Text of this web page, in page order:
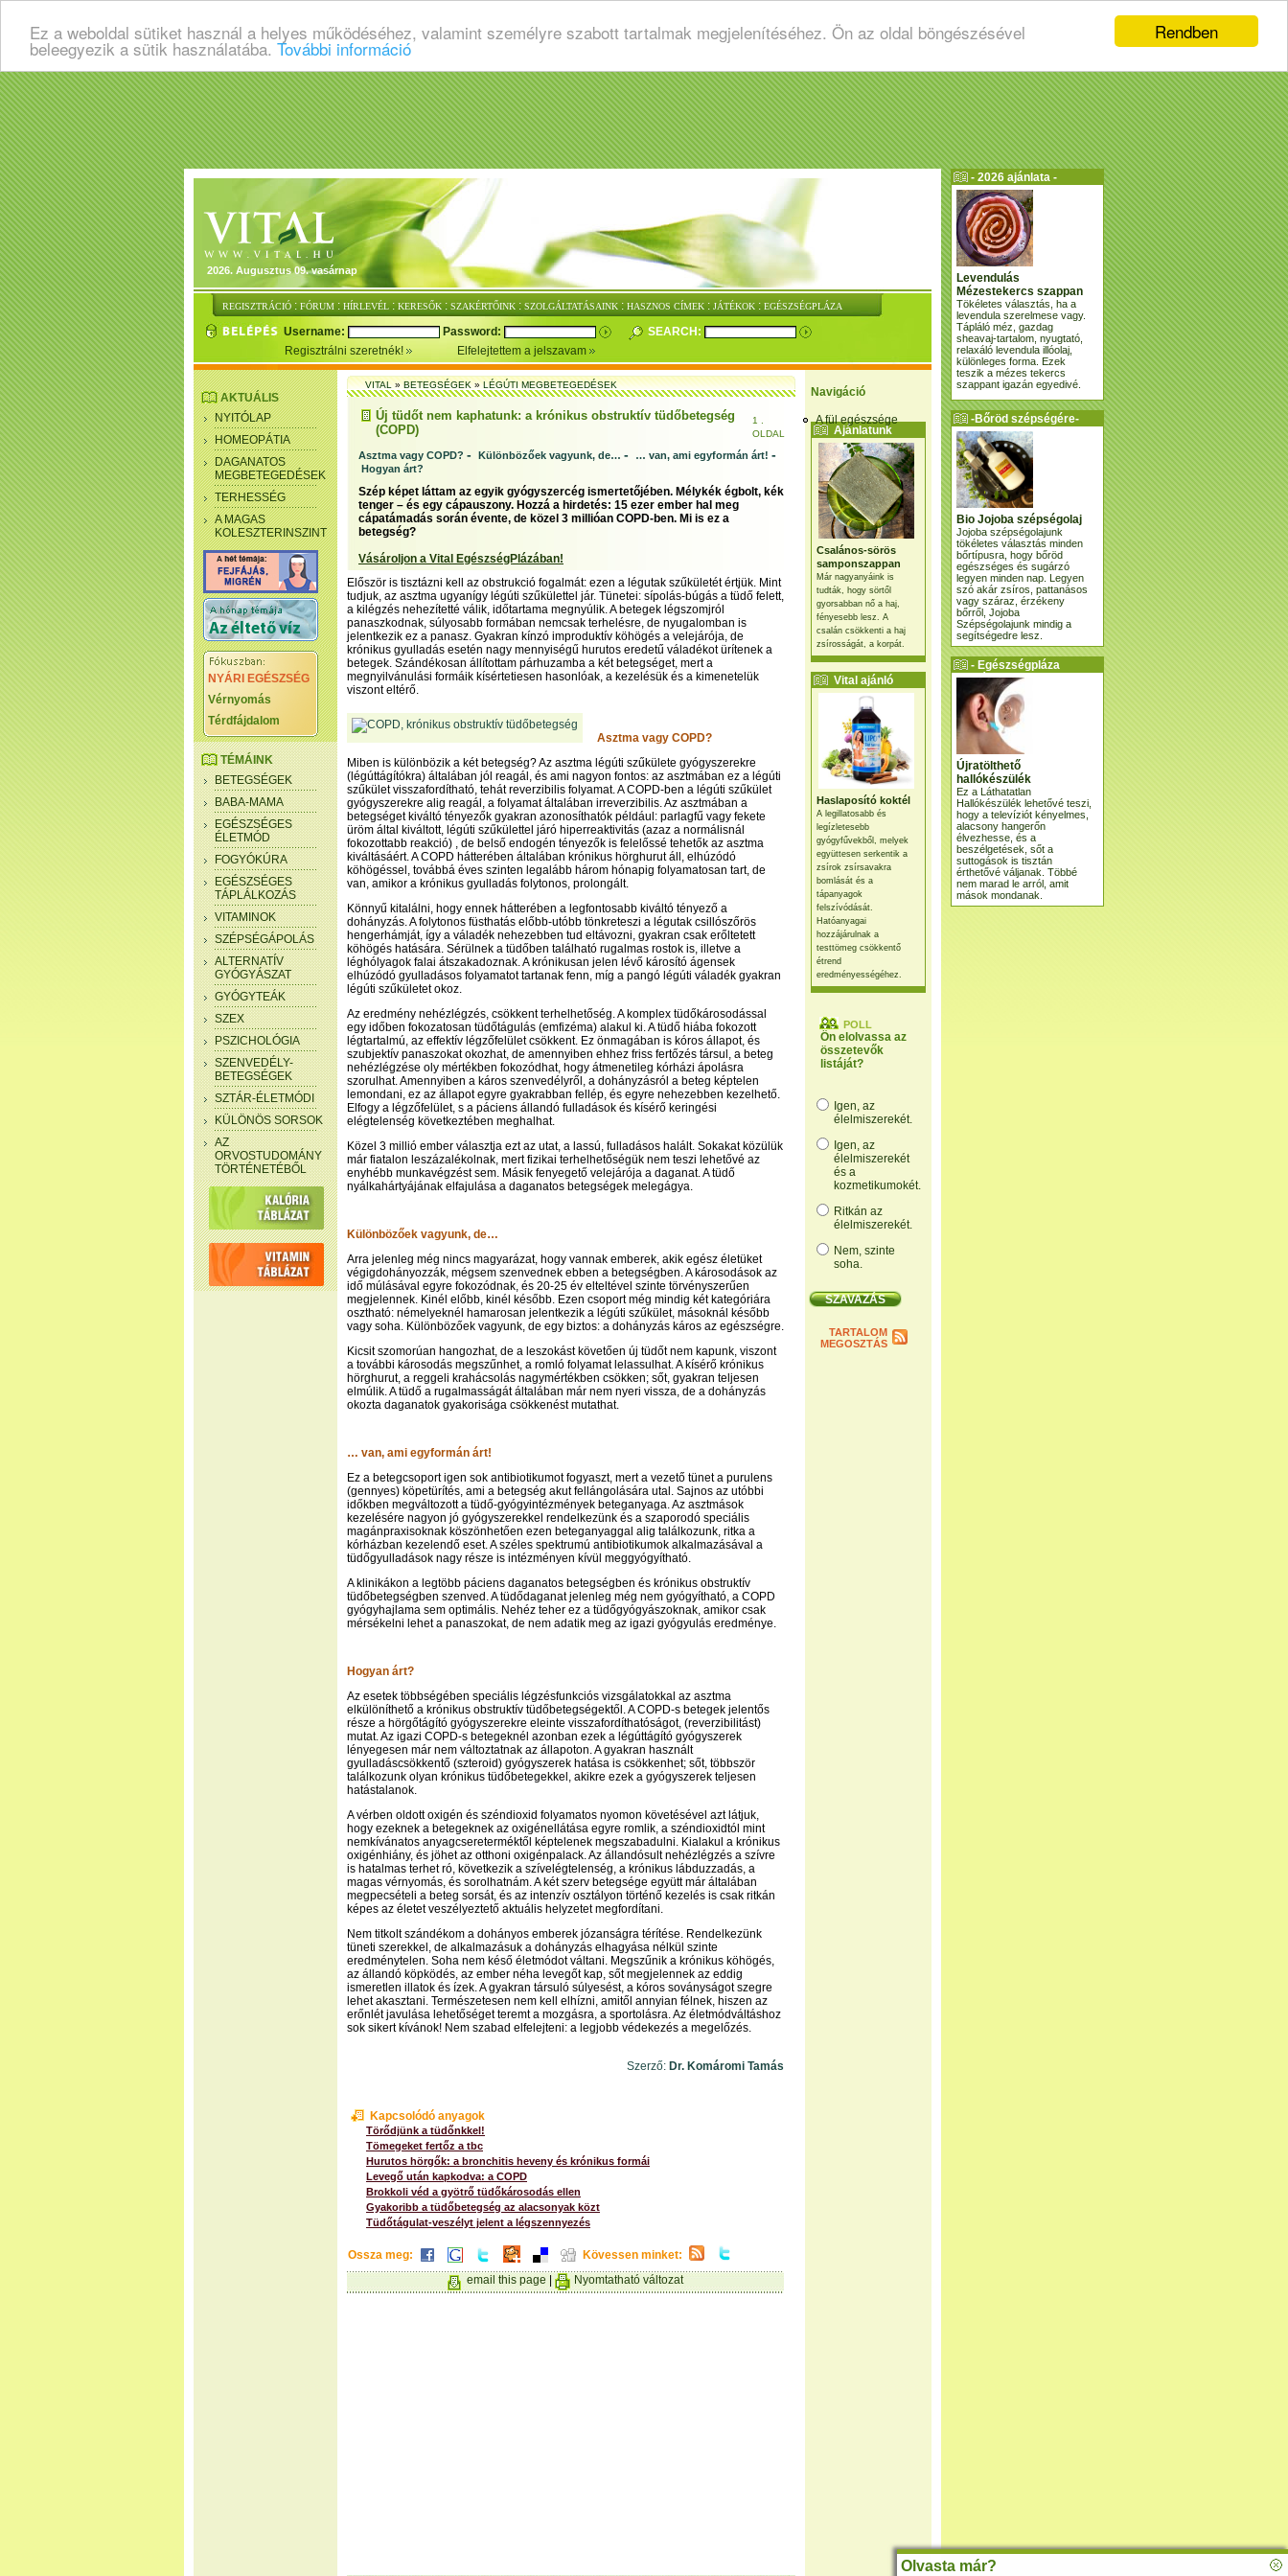
Rendben
Ez a weboldal sütiket használ a helyes működéséhez, valamint személyre szabott tartalmak megjelenítéséhez. Ön az oldal böngészésével
beleegyezik a sütik használatába. További információ
2026. Augusztus 09. vasárnap
REGISZTRÁCIÓ : FÓRUM : HÍRLEVÉL : KERESŐK : SZAKÉRTŐINK : SZOLGÁLTATÁSAINK : HASZNOS CÍMEK : JÁTÉKOK : EGÉSZSÉGPLÁZA
Username: Password:
SEARCH:
Regisztrálni szeretnék!
Elfelejtettem a jelszavam
Navigáció
A fül egészsége
Ajánlatunk
Csalános-sörös
samponszappan
Már nagyanyáink is
tudták, hogy sörtől
gyorsabban nő a haj,
fényesebb lesz. A
csalán csökkenti a haj
zsírosságát, a korpát.
Vital ajánló
Haslaposító koktél
A legillatosabb és
legízletesebb
gyógyfűvekből, melyek
együttesen serkentik a
zsírok zsírsavakra
bomlását és a
tápanyagok
felszívódását.
Hatóanyagai
hozzájárulnak a
testtömeg csökkentő
étrend
eredményességéhez.
POLL
Ön elolvassa az
összetevők
listáját?
Igen, az
élelmiszerekét.
Igen, az
élelmiszerekét
és a
kozmetikumokét.
Ritkán az
élelmiszerekét.
Nem, szinte
soha.
TARTALOM
MEGOSZTÁS
AKTUÁLIS
NYITÓLAP
HOMEOPÁTIA
DAGANATOS
MEGBETEGEDÉSEK
TERHESSÉG
A MAGAS
KOLESZTERINSZINT
NYÁRI EGÉSZSÉG
Vérnyomás
Térdfájdalom
TÉMÁINK
BETEGSÉGEK
BABA-MAMA
EGÉSZSÉGES
ÉLETMÓD
FOGYÓKÚRA
EGÉSZSÉGES
TÁPLÁLKOZÁS
VITAMINOK
SZÉPSÉGÁPOLÁS
ALTERNATÍV
GYÓGYÁSZAT
GYÓGYTEÁK
SZEX
PSZICHOLÓGIA
SZENVEDÉLY-
BETEGSÉGEK
SZTÁR-ÉLETMÓDI
KÜLÖNÖS SORSOK
AZ
ORVOSTUDOMÁNY
TÖRTÉNETÉBŐL
VITAL»BETEGSÉGEK»LÉGÚTI MEGBETEGEDÉSEK
Új tüdőt nem kaphatunk: a krónikus obstruktív tüdőbetegség
(COPD)
1 .
OLDAL
Asztma vagy COPD? - Különbözőek vagyunk, de… - … van, ami egyformán árt! -
Hogyan árt?
Szép képet láttam az egyik gyógyszercég ismertetőjében. Mélykék égbolt, kék
tenger – és egy cápauszony. Hozzá a hirdetés: 15 ezer ember hal meg
cápatámadás során évente, de közel 3 millióan COPD-ben. Mi is ez a
betegség?
Vásároljon a Vital EgészségPlázában!
Először is tisztázni kell az obstrukció fogalmát: ezen a légutak szűkületét értjük. Mint
tudjuk, az asztma ugyanígy légúti szűkülettel jár. Tünetei: sípolás-búgás a tüdő felett,
a kilégzés nehezítetté válik, időtartama megnyúlik. A betegek légszomjról
panaszkodnak, súlyosabb formában nemcsak terhelésre, de nyugalomban is
jelentkezik ez a panasz. Gyakran kínzó improduktív köhögés a velejárója, de
krónikus gyulladás esetén nagy mennyiségű hurutos eredetű váladékot ürítenek a
betegek. Szándékosan állítottam párhuzamba a két betegséget, mert a
megnyilvánulási formáik kísértetiesen hasonlóak, a kezelésük és a kimenetelük
viszont eltérő.
Asztma vagy COPD?
Miben is különbözik a két betegség? Az asztma légúti szűkülete gyógyszerekre
(légúttágítókra) általában jól reagál, és ami nagyon fontos: az asztmában ez a légúti
szűkület visszafordítható, tehát reverzibilis folyamat. A COPD-ben a légúti szűkület
gyógyszerekre alig reagál, a folyamat általában irreverzibilis. Az asztmában a
betegséget kiváltó tényezők gyakran azonosíthatók például: parlagfű vagy fekete
üröm által kiváltott, légúti szűkülettel járó hiperreaktivitás (azaz a normálisnál
fokozottabb reakció) , de belső endogén tényezők is felelőssé tehetők az asztma
kiváltásáért. A COPD hátterében általában krónikus hörghurut áll, elhúzódó
köhögéssel, továbbá éves szinten legalább három hónapig folyamatosan tart, de
van, amikor a krónikus gyulladás folytonos, prolongált.
Könnyű kitalálni, hogy ennek hátterében a legfontosabb kiváltó tényező a
dohányzás. A folytonos füsthatás előbb-utóbb tönkreteszi a légutak csillószőrös
hengerhámját, így a váladék nehezebben tud eltávozni, gyakran csak erőltetett
köhögés hatására. Sérülnek a tüdőben található rugalmas rostok is, illetve a
léghólyagok falai átszakadoznak. A krónikusan jelen lévő károsító ágensek
elhúzódó gyulladásos folyamatot tartanak fenn, míg a pangó légúti váladék gyakran
légúti szűkületet okoz.
Az eredmény nehézlégzés, csökkent terhelhetőség. A komplex tüdőkárosodással
egy időben fokozatosan tüdőtágulás (emfizéma) alakul ki. A tüdő hiába fokozott
légtartalmú, az effektív légzőfelület csökkent. Ez önmagában is kóros állapot, és
szubjektív panaszokat okozhat, de amennyiben ehhez friss fertőzés társul, a beteg
nehézlégzése oly mértékben fokozódhat, hogy átmenetileg kórházi ápolásra
szorulhat. Amennyiben a káros szenvedélyről, a dohányzásról a beteg képtelen
lemondani, ez az állapot egyre gyakrabban fellép, és egyre nehezebben kezelhető.
Elfogy a légzőfelület, s a páciens állandó fulladások és kísérő keringési
elégtelenség következtében meghalhat.
Közel 3 millió ember választja ezt az utat, a lassú, fulladásos halált. Sokakat közülük
már fiatalon leszázalékolnak, mert fizikai terhelhetőségük nem teszi lehetővé az
enyhébb munkavégzést sem. Másik fenyegető velejárója a daganat. A tüdő
nyálkahártyájának elfajulása a daganatos betegségek melegágya.
Különbözőek vagyunk, de…
Arra jelenleg még nincs magyarázat, hogy vannak emberek, akik egész életüket
végigdohányozzák, mégsem szenvednek ebben a betegségben. A károsodások az
idő múlásával egyre fokozódnak, és 20-25 év elteltével szinte törvényszerűen
megjelennek. Kinél előbb, kinél később. Ezen csoport még mindig két kategóriára
osztható: némelyeknél hamarosan jelentkezik a légúti szűkület, másoknál később
vagy soha. Különbözőek vagyunk, de egy biztos: a dohányzás káros az egészségre.
Kicsit szomorúan hangozhat, de a leszokást követően új tüdőt nem kapunk, viszont
a további károsodás megszűnhet, a romló folyamat lelassulhat. A kísérő krónikus
hörghurut, a reggeli krahácsolás nagymértékben csökken; sőt, gyakran teljesen
elmúlik. A tüdő a rugalmasságát általában már nem nyeri vissza, de a dohányzás
okozta daganatok gyakorisága csökkenést mutathat.
… van, ami egyformán árt!
Ez a betegcsoport igen sok antibiotikumot fogyaszt, mert a vezető tünet a purulens
(gennyes) köpetürítés, ami a betegség akut fellángolására utal. Sajnos az utóbbi
időkben megváltozott a tüdő-gyógyintézmények beteganyaga. Az asztmások
kezelésére nagyon jó gyógyszerekkel rendelkezünk és a szaporodó speciális
magánpraxisoknak köszönhetően ezen beteganyaggal alig találkozunk, ritka a
kórházban kezelendő eset. A széles spektrumú antibiotikumok alkalmazásával a
tüdőgyulladások nagy része is intézményen kívül meggyógyítható.
A klinikákon a legtöbb páciens daganatos betegségben és krónikus obstruktív
tüdőbetegségben szenved. A tüdődaganat jelenleg még nem gyógyítható, a COPD
gyógyhajlama sem optimális. Nehéz teher ez a tüdőgyógyászoknak, amikor csak
mérsékelni lehet a panaszokat, de nem adatik meg az igazi gyógyulás eredménye.
Hogyan árt?
Az esetek többségében speciális légzésfunkciós vizsgálatokkal az asztma
elkülöníthető a krónikus obstruktív tüdőbetegségektől. A COPD-s betegek jelentős
része a hörgőtágító gyógyszerekre eleinte visszafordíthatóságot, (reverzibilitást)
mutat. Az igazi COPD-s betegeknél azonban ezek a légúttágító gyógyszerek
lényegesen már nem változtatnak az állapoton. A gyakran használt
gyulladáscsökkentő (szteroid) gyógyszerek hatása is csökkenhet; sőt, többször
találkozunk olyan krónikus tüdőbetegekkel, akikre ezek a gyógyszerek teljesen
hatástalanok.
A vérben oldott oxigén és széndioxid folyamatos nyomon követésével azt látjuk,
hogy ezeknek a betegeknek az oxigénellátása egyre romlik, a széndioxidtól mint
nemkívánatos anyagcsereterméktől képtelenek megszabadulni. Kialakul a krónikus
oxigénhiány, és jöhet az otthoni oxigénpalack. Az állandósult nehézlégzés a szívre
is hatalmas terhet ró, következik a szívelégtelenség, a krónikus lábduzzadás, a
magas vérnyomás, és sorolhatnám. A két szerv betegsége együtt már általában
megpecsételi a beteg sorsát, és az intenzív osztályon történő kezelés is csak ritkán
képes az életet veszélyeztető aktuális helyzetet megfordítani.
Nem titkolt szándékom a dohányos emberek józanságra térítése. Rendelkezünk
tüneti szerekkel, de alkalmazásuk a dohányzás elhagyása nélkül szinte
eredménytelen. Soha nem késő életmódot váltani. Megszűnik a krónikus köhögés,
az állandó köpködés, az ember néha levegőt kap, sőt megjelennek az eddig
ismeretlen illatok és ízek. A gyakran társuló súlyesést, a kóros soványságot szegre
lehet akasztani. Természetesen nem kell elhízni, amitől annyian félnek, hiszen az
erőnlét javulása lehetőséget teremt a mozgásra, a sportolásra. Az életmódváltáshoz
sok sikert kívánok! Nem szabad elfelejteni: a legjobb védekezés a megelőzés.
Szerző: Dr. Komáromi Tamás
Kapcsolódó anyagok
Törődjünk a tüdőnkkel!
Tömegeket fertőz a tbc
Hurutos hörgők: a bronchitis heveny és krónikus formái
Levegő után kapkodva: a COPD
Brokkoli véd a gyötrő tüdőkárosodás ellen
Gyakoribb a tüdőbetegség az alacsonyak közt
Tüdőtágulat-veszélyt jelent a légszennyezés
Ossza meg:
Kövessen minket:
email this page
Nyomtatható változat
Olvasta már?
- 2026 ajánlata -
Levendulás
Mézestekercs szappan
Tökéletes választás, ha a
levendula szerelmese vagy.
Tápláló méz, gazdag
sheavaj-tartalom, nyugtató,
relaxáló levendula illóolaj,
különleges forma. Ezek
teszik a mézes tekercs
szappant igazán egyedivé.
-Bőröd szépségére-
Bio Jojoba szépségolaj
Jojoba szépségolajunk
tökéletes választás minden
bőrtípusra, hogy bőröd
egészséges és sugárzó
legyen minden nap. Legyen
szó akár zsíros, pattanásos
vagy száraz, érzékeny
bőrről, Jojoba
Szépségolajunk mindig a
segítségedre lesz.
- Egészségpláza
ajánlatunk -
Újratölthető
hallókészülék
Ez a Láthatatlan
Hallókészülék lehetővé teszi,
hogy a televíziót kényelmes,
alacsony hangerőn
élvezhesse, és a
beszélgetések, sőt a
suttogások is tisztán
érthetővé váljanak. Többé
nem marad le arról, amit
mások mondanak.